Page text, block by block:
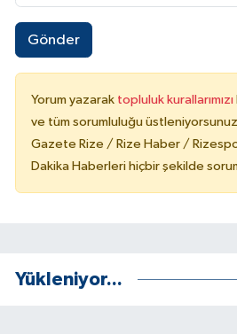
Gönder
Yorum yazarak topluluk kurallarımızı
ve tüm sorumluluğu
Gazete Rize / Rize Haber /
Dakika Haberleri hiçbir şekilde
Yükleniyor...